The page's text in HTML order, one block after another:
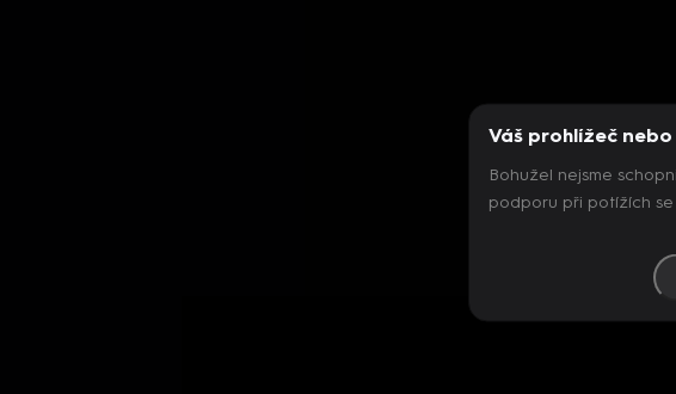
Váš prohlížeč
Bohužel nejsme
podporu při potížích se